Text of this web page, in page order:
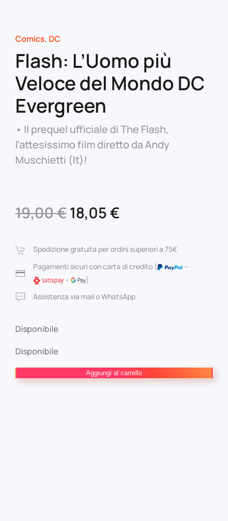
Comics, DC
Flash: L’Uomo più
Veloce del Mondo DC
Evergreen
• Il prequel ufficiale di The Flash,
l’attesissimo film diretto da Andy
Muschietti (It)!
19,00€Il
originale
era:
19,00 €.
18,05€
attuale
è:
Spedizione gratuita per ordini superiori a 75€
Pagamenti sicuri con carta di credito (
–
–
)
Assistenza via mail o WhatsApp
Disponibile
Disponibile
L'Uomo
Aggiungi al carrello